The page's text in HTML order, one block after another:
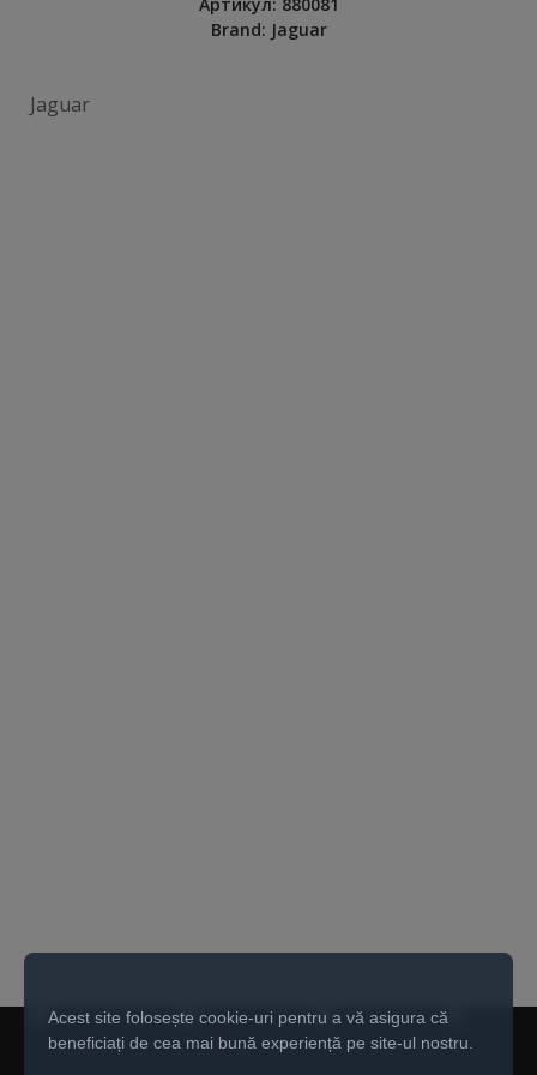
Brand: Jaguar
Jaguar
Acest site folosește cookie-uri pentru a vă asigura că
beneficiați de cea mai bună experiență pe site-ul nostru.